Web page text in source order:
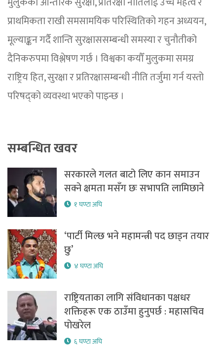
प्राथमिकता राखी समसामयिक परिस्थितिको गहन अध्ययन,
मूल्याङ्कन गर्दै शान्ति सुरक्षाससम्बन्धी समस्या र चुनौतीको
दैनिकरुपमा विश्लेषण गर्छ । विश्वका कयौँ मुलुकमा समग्र
राष्ट्रिय हित, सुरक्षा र प्रतिरक्षासम्बन्धी नीति तर्जुमा गर्न यस्तो
परिषद्को व्यवस्था भएको पाइन्छ ।
सम्बन्धित खवर
सरकारले गलत बाटो लिए कान समाउन
सक्ने क्षमता मसँग छः सभापति लामिछाने
१ घण्टा अघि
‘पार्टी मिल्छ भने महामन्त्री पद छाड्न तयार
छु’
४ घण्टा अघि
राष्ट्रियताका लागि संविधानका पक्षधर
शक्तिहरू एक ठाउँमा हुनुपर्छ : महासचिव
पोखरेल
६ घण्टा अघि